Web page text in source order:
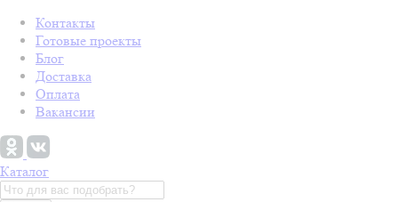
Контакты
Готовые проекты
Блог
Доставка
Оплата
Вакансии
Каталог